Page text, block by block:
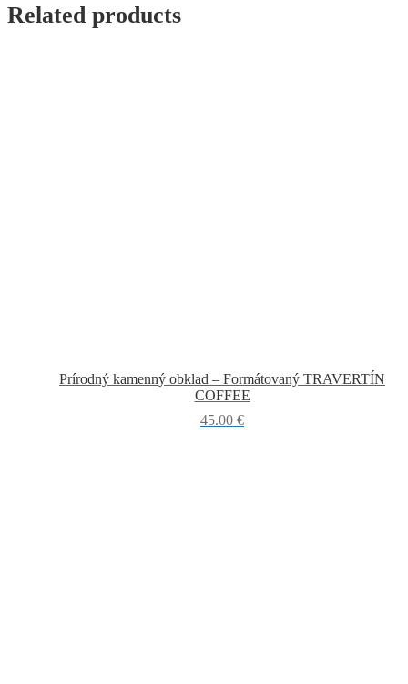
Related products
Prírodný kamenný obklad – Formátovaný TRAVERTÍN
COFFEE
45.00 €